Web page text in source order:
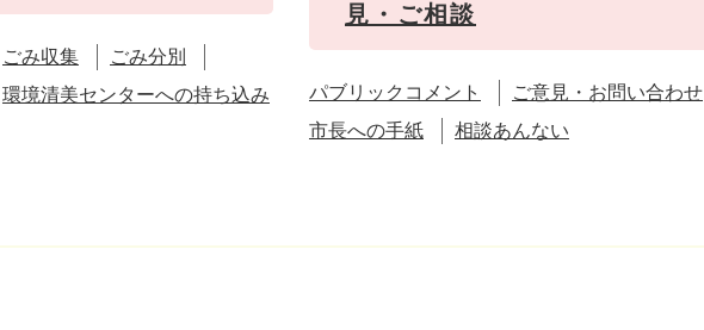
ごみ収集
ごみ分別
環境清美センターへの持ち込み
見・ご相談
パブリックコメント
ご意見・お問い合わせ
市長への手紙
相談あんない